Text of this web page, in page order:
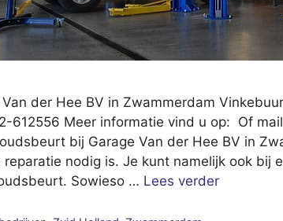
Van der Hee BV in Zwammerdam
612556 Meer informatie vind u op: Of
bij Garage Van der Hee BV in
reparatie nodig is. Je kunt namelijk ook bij
Sowieso … Lees verder